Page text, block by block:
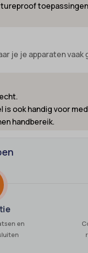
toepassingen
je je apparaten
is ook handig voor
handbereik.
en